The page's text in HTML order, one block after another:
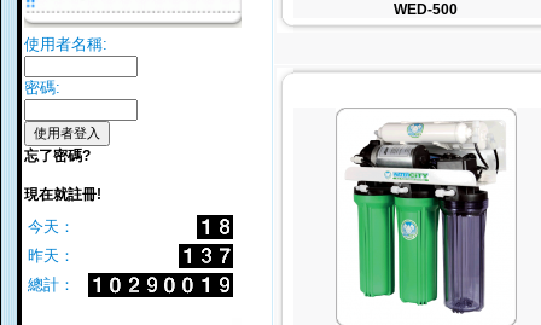
使用者名稱:
密碼:
忘了密碼?
現在就註冊!
今天：
昨天：
總計：
WED-500